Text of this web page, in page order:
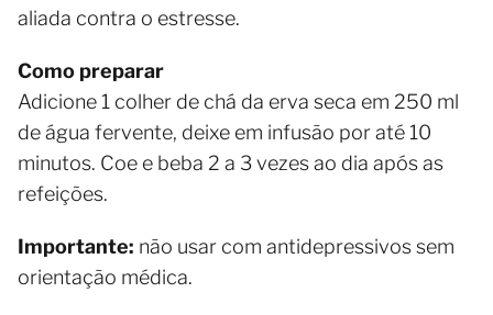
aliada contra o estresse.
Como preparar
Adicione 1 colher de chá da erva seca em 250 ml
de água fervente, deixe em infusão por até 10
minutos. Coe e beba 2 a 3 vezes ao dia após as
refeições.
Importante: não usar com antidepressivos sem
orientação médica.